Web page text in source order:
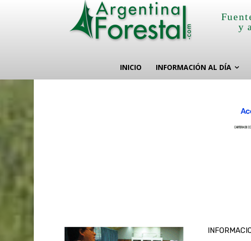
y
INICIO INFORMACIÓN AL DÍA